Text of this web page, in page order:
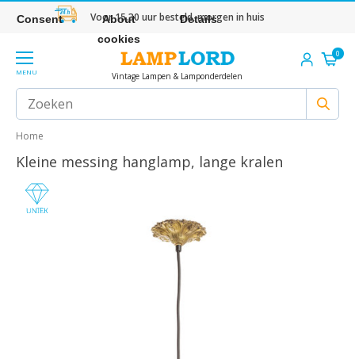
Voor 15.30 uur besteld, morgen in huis
MENU Vintage Lampen & Lamponderdelen
0
Home
Kleine messing hanglamp, lange kralen
Consent
About
cookies
Details